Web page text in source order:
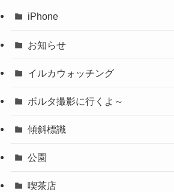
iPhone
お知らせ
イルカウォッチング
ボルタ撮影に行くよ～
傾斜標識
公園
喫茶店